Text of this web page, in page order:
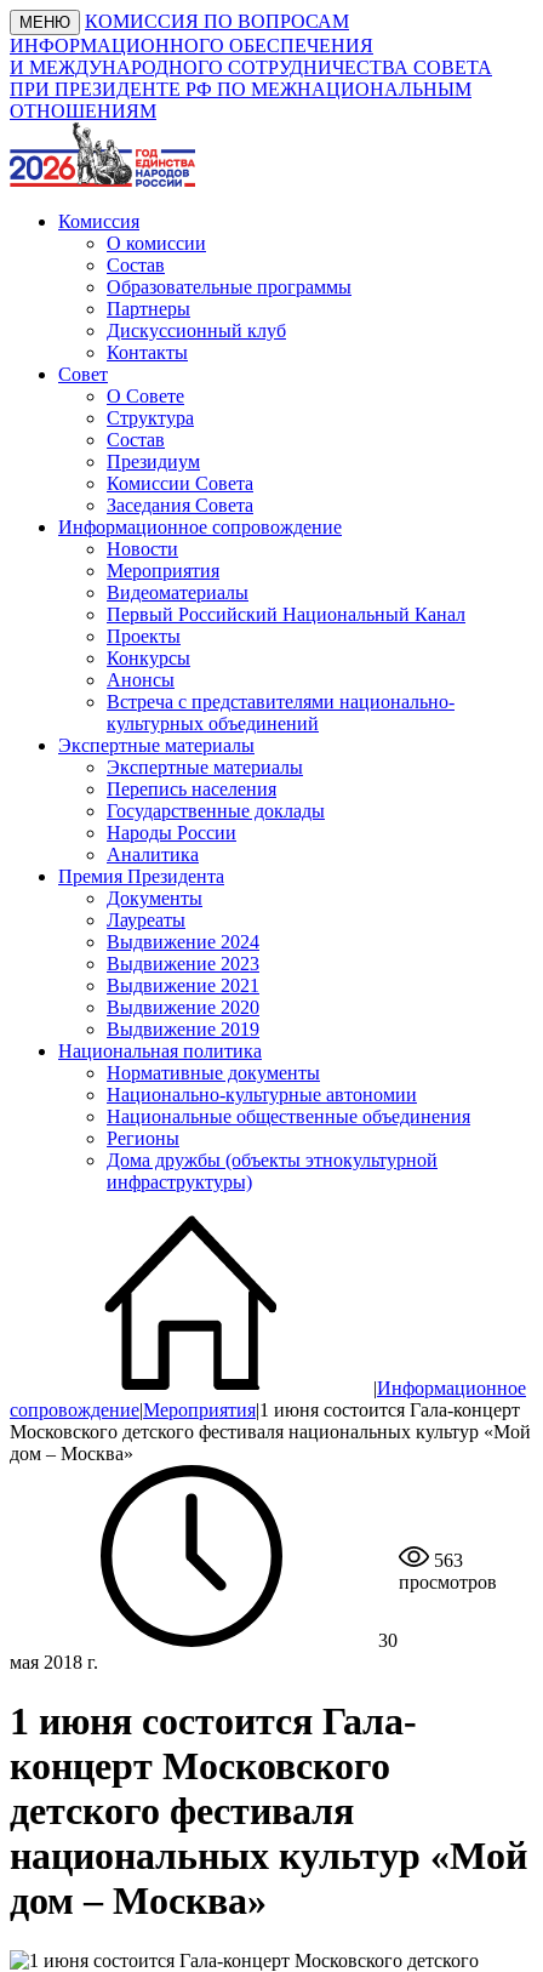
МЕНЮ
КОМИССИЯ ПО ВОПРОСАМ
ИНФОРМАЦИОННОГО ОБЕСПЕЧЕНИЯ
И МЕЖДУНАРОДНОГО СОТРУДНИЧЕСТВА СОВЕТА
ПРИ ПРЕЗИДЕНТЕ РФ ПО МЕЖНАЦИОНАЛЬНЫМ
ОТНОШЕНИЯМ
Комиссия
О комиссии
Состав
Образовательные программы
Партнеры
Дискуссионный клуб
Контакты
Совет
О Совете
Структура
Состав
Президиум
Комиссии Совета
Заседания Совета
Информационное сопровождение
Новости
Мероприятия
Видеоматериалы
Первый Российский Национальный Канал
Проекты
Конкурсы
Анонсы
Встреча с представителями национально-
культурных объединений
Экспертные материалы
Экспертные материалы
Перепись населения
Государственные доклады
Народы России
Аналитика
Премия Президента
Документы
Лауреаты
Выдвижение 2024
Выдвижение 2023
Выдвижение 2021
Выдвижение 2020
Выдвижение 2019
Национальная политика
Нормативные документы
Национально-культурные автономии
Национальные общественные объединения
Регионы
Дома дружбы (объекты этнокультурной
инфраструктуры)
|Информационное
сопровождение|Мероприятия|1 июня состоится Гала-концерт
Московского детского фестиваля национальных культур «Мой
дом – Москва»
30
мая 2018 г.
563
просмотров
1 июня состоится Гала-
концерт Московского
детского фестиваля
национальных культур «Мой
дом – Москва»